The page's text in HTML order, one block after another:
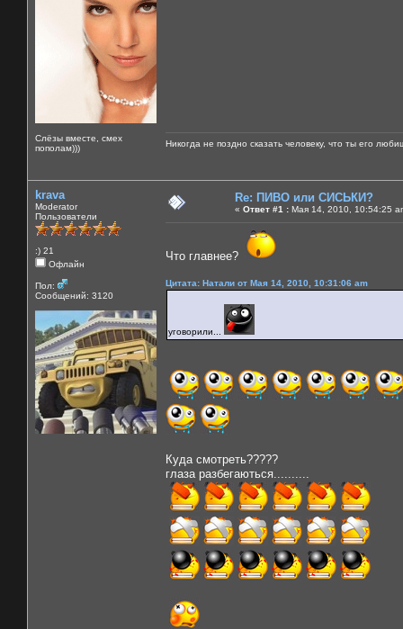
Слёзы вместе, смех
пополам)))
Никогда не поздно сказать человеку, что ты его
krava
Moderator
Пользователи
:) 21
Офлайн
Пол:
Сообщений: 3120
Re: ПИВО или СИСЬКИ?
« Ответ #1 : Мая 14, 2010, 10:54:25
Что главнее?
Цитата: Натали от Мая 14, 2010, 10:31:06 am
уговорили...
Куда смотреть?????
глаза разбегаються..........